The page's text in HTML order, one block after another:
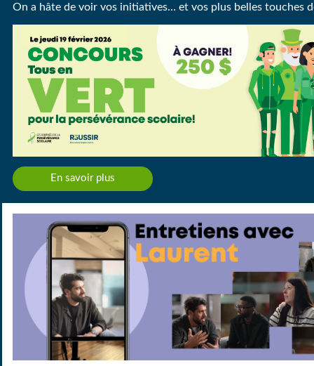
On a hâte de voir vos initiatives… et vos plus belles touches
En savoir plus